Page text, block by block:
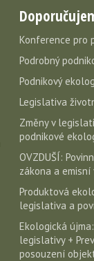
Konference pro
Podrobný
Podnikový
Legislativa
Změny v
podnikové
OVZDUŠÍ:
zákona a emisní
Produktová
legislativa a
Ekologická
legislativy +
posouzení